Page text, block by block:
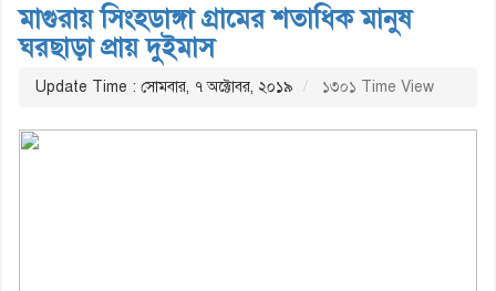
মাগুরায় সিংহডাঙ্গা গ্রামের শতাধিক মানুষ
ঘরছাড়া প্রায় দুইমাস
Update Time : সোমবার, ৭ অক্টোবর, ২০১৯ ১৩০১ Time View